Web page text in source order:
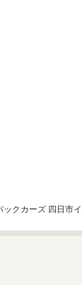
ックカーズ 四日市